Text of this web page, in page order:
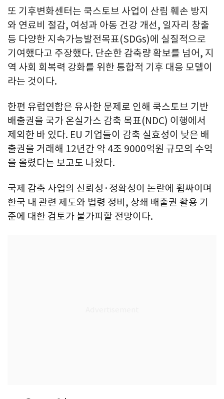
또 기후변화센터는 쿡스토브 사업이 산림 훼손 방지
와 연료비 절감, 여성과 아동 건강 개선, 일자리 창출
등 다양한 지속가능발전목표(SDGs)에 실질적으로
기여했다고 주장했다. 단순한 감축량 확보를 넘어, 지
역 사회 회복력 강화를 위한 통합적 기후 대응 모델이
라는 것이다.
한편 유럽연합은 유사한 문제로 인해 쿡스토브 기반
배출권을 국가 온실가스 감축 목표(NDC) 이행에서
제외한 바 있다. EU 기업들이 감축 실효성이 낮은 배
출권을 거래해 12년간 약 4조 9000억원 규모의 수익
을 올렸다는 보고도 나왔다.
국제 감축 사업의 신뢰성·정확성이 논란에 휩싸이며
한국 내 관련 제도와 법령 정비, 상쇄 배출권 활용 기
준에 대한 검토가 불가피할 전망이다.